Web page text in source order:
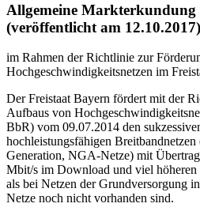
Allgemeine Markterkundung
(veröffentlicht am 12.10.2017)
im Rahmen der Richtlinie zur
Hochgeschwindigkeitsnetzen im
Der Freistaat Bayern fördert mit der
Aufbaus von
BbR) vom 09.07.2014 den
hochleistungsfähigen Breitbandnetzen
Generation, NGA-Netze) mit
Mbit/s im Download und viel
als bei Netzen der Grundversorgung
Netze noch nicht vorhanden sind.